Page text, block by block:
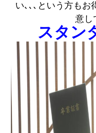
い､､､という方もお
意し
スタン